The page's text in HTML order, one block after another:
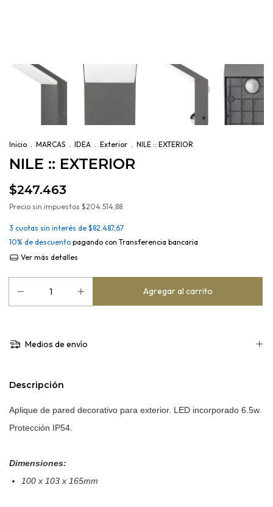
Inicio MARCAS IDEA Exterior NILE :: EXTERIOR
NILE :: EXTERIOR
$247.463
Precio sin impuestos $204.514,88
3 cuotas sin interés de $82.487,67
10% de descuento pagando con Transferencia bancaria
Ver más detalles
Medios de envío
Descripción
Aplique de pared decorativo para exterior. LED incorporado 6.5w.
Protección IP54.
Dimensiones:
100 x 103 x 165mm